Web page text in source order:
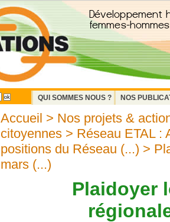
QUI SOMMES NOUS ?
NOS
Accueil > Nos projets &
citoyennes > Réseau ETAL :
positions du Réseau (...) >
mars (...)
Plaidoyer